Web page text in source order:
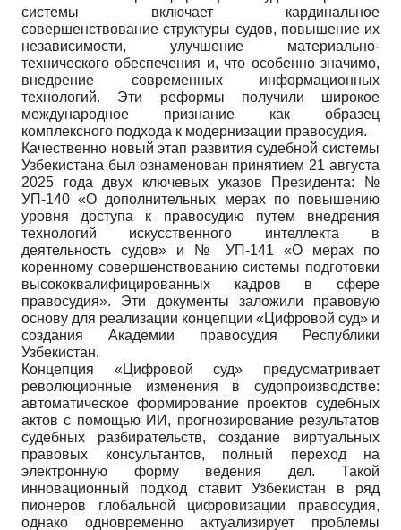
системы включает кардинальное
совершенствование структуры судов, повышение их
независимости, улучшение материально-
технического обеспечения и, что особенно значимо,
внедрение современных информационных
технологий. Эти реформы получили широкое
международное признание как образец
комплексного подхода к модернизации правосудия.
Качественно новый этап развития судебной системы
Узбекистана был ознаменован принятием 21 августа
2025 года двух ключевых указов Президента: №
УП-140 «О дополнительных мерах по повышению
уровня доступа к правосудию путем внедрения
технологий искусственного интеллекта в
деятельность судов» и № УП-141 «О мерах по
коренному совершенствованию системы подготовки
высококвалифицированных кадров в сфере
правосудия». Эти документы заложили правовую
основу для реализации концепции «Цифровой суд» и
создания Академии правосудия Республики
Узбекистан.
Концепция «Цифровой суд» предусматривает
революционные изменения в судопроизводстве:
автоматическое формирование проектов судебных
актов с помощью ИИ, прогнозирование результатов
судебных разбирательств, создание виртуальных
правовых консультантов, полный переход на
электронную форму ведения дел. Такой
инновационный подход ставит Узбекистан в ряд
пионеров глобальной цифровизации правосудия,
однако одновременно актуализирует проблемы